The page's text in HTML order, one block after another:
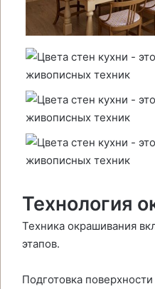
Технология
Техника окрашивания
этапов.
Подготовка